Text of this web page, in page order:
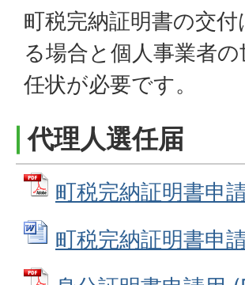
町税完納証明書の交
る場合と個人事業者
任状が必要です。
代理人選任届
町税完納証明書申
町税完納証明書申